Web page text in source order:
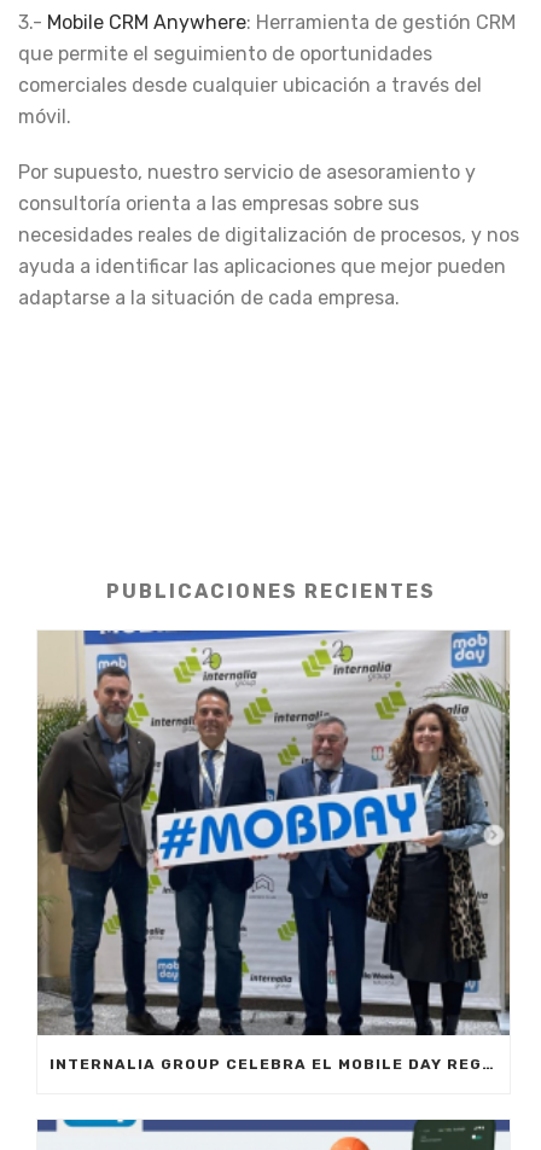
3.- Mobile CRM Anywhere: Herramienta de gestión CRM
que permite el seguimiento de oportunidades
comerciales desde cualquier ubicación a través del
móvil.
Por supuesto, nuestro servicio de asesoramiento y
consultoría orienta a las empresas sobre sus
necesidades reales de digitalización de procesos, y nos
ayuda a identificar las aplicaciones que mejor pueden
adaptarse a la situación de cada empresa.
PUBLICACIONES RECIENTES
INTERNALIA GROUP CELEBRA EL MOBILE DAY REGISTRO HORARIO EN MARBELLA